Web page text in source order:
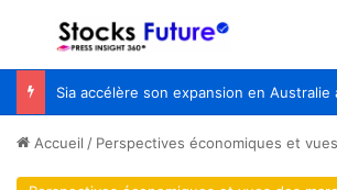
Menu
Accueil / Perspectives économiques et